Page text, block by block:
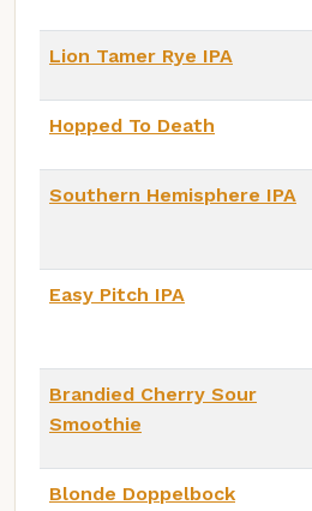
Lion Tamer Rye IPA
Hopped To Death
Southern Hemisphere IPA
Easy Pitch IPA
Brandied Cherry Sour
Smoothie
Blonde Doppelbock